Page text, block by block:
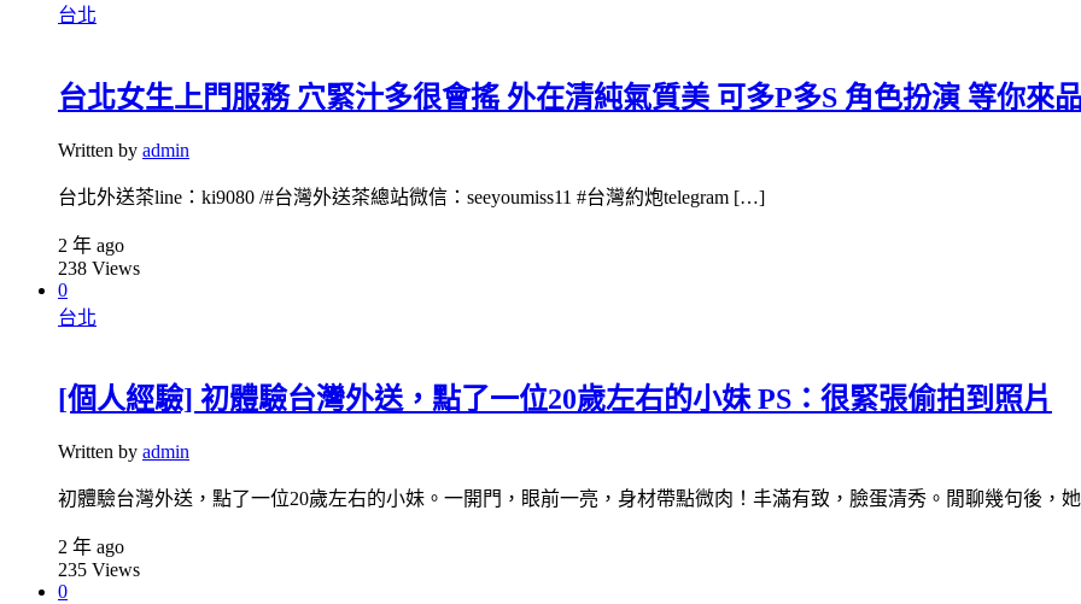
台北
台北女生上門服務 穴緊汁多很會搖 外在清純氣質美 可多P多S 角色扮演 等你來
Written by admin
台北外送茶line：ki9080 /#台灣外送茶總站微信：seeyoumiss11 #台灣約炮telegram […]
2 年 ago
238 Views
0
台北
[個人經驗] 初體驗台灣外送，點了一位20歲左右的小妹 PS：很緊張偷拍到照片
Written by admin
初體驗台灣外送，點了一位20歲左右的小妹。一開門，眼前一亮，身材帶點微肉！丰滿有致，臉蛋清秀。閒聊幾句後，
2 年 ago
235 Views
0